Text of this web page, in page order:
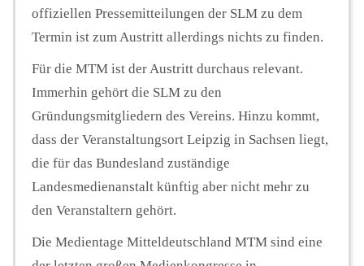
offiziellen Pressemitteilungen der SLM zu dem
Termin ist zum Austritt allerdings nichts zu finden.
Für die MTM ist der Austritt durchaus relevant.
Immerhin gehört die SLM zu den
Gründungsmitgliedern des Vereins. Hinzu kommt,
dass der Veranstaltungsort Leipzig in Sachsen liegt,
die für das Bundesland zuständige
Landesmedienanstalt künftig aber nicht mehr zu
den Veranstaltern gehört.
Die Medientage Mitteldeutschland MTM sind eine